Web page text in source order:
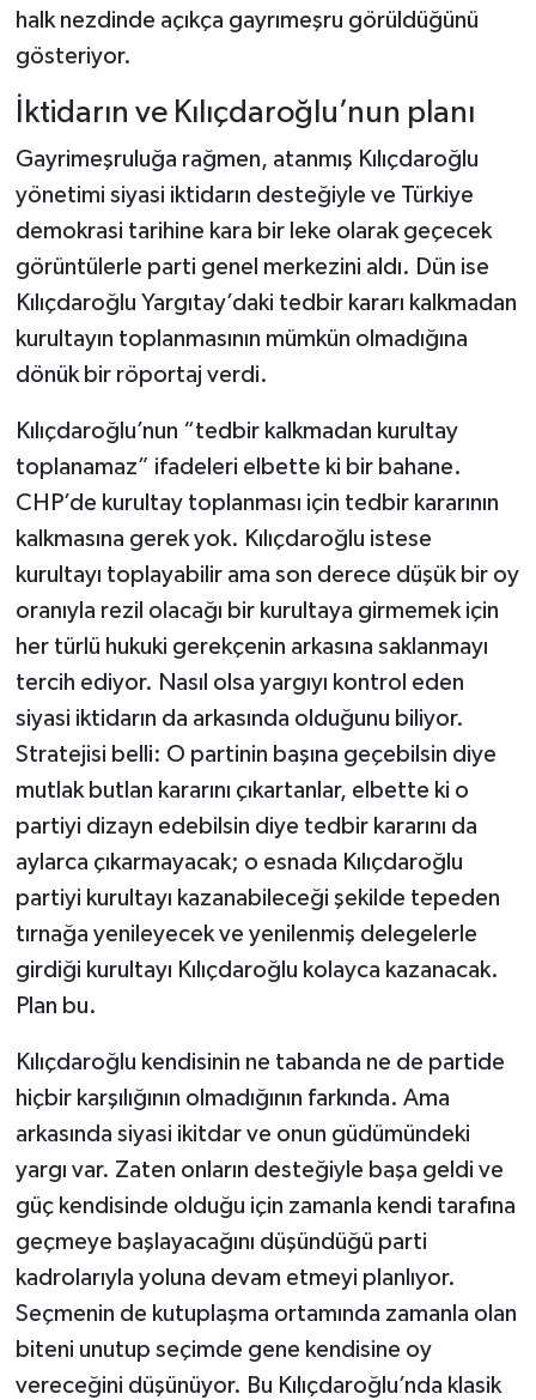
halk nezdinde açıkça gayrımeşru görüldüğünü
gösteriyor.
İktidarın ve Kılıçdaroğlu’nun planı
Gayrimeşruluğa rağmen, atanmış Kılıçdaroğlu
yönetimi siyasi iktidarın desteğiyle ve Türkiye
demokrasi tarihine kara bir leke olarak geçecek
görüntülerle parti genel merkezini aldı. Dün ise
Kılıçdaroğlu Yargıtay’daki tedbir kararı kalkmadan
kurultayın toplanmasının mümkün olmadığına
dönük bir röportaj verdi.
Kılıçdaroğlu’nun “tedbir kalkmadan kurultay
toplanamaz” ifadeleri elbette ki bir bahane.
CHP’de kurultay toplanması için tedbir kararının
kalkmasına gerek yok. Kılıçdaroğlu istese
kurultayı toplayabilir ama son derece düşük bir oy
oranıyla rezil olacağı bir kurultaya girmemek için
her türlü hukuki gerekçenin arkasına saklanmayı
tercih ediyor. Nasıl olsa yargıyı kontrol eden
siyasi iktidarın da arkasında olduğunu biliyor.
Stratejisi belli: O partinin başına geçebilsin diye
mutlak butlan kararını çıkartanlar, elbette ki o
partiyi dizayn edebilsin diye tedbir kararını da
aylarca çıkarmayacak; o esnada Kılıçdaroğlu
partiyi kurultayı kazanabileceği şekilde tepeden
tırnağa yenileyecek ve yenilenmiş delegelerle
girdiği kurultayı Kılıçdaroğlu kolayca kazanacak.
Plan bu.
Kılıçdaroğlu kendisinin ne tabanda ne de partide
hiçbir karşılığının olmadığının farkında. Ama
arkasında siyasi ikitdar ve onun güdümündeki
yargı var. Zaten onların desteğiyle başa geldi ve
güç kendisinde olduğu için zamanla kendi tarafına
geçmeye başlayacağını düşündüğü parti
kadrolarıyla yoluna devam etmeyi planlıyor.
Seçmenin de kutuplaşma ortamında zamanla olan
biteni unutup seçimde gene kendisine oy
vereceğini düşünüyor. Bu Kılıçdaroğlu’nda klasik